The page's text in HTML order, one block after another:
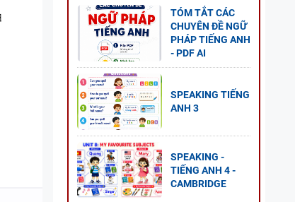
TÓM TẮT CÁC
CHUYÊN ĐỀ NGỮ
PHÁP TIẾNG ANH
- PDF AI
SPEAKING TIẾNG
ANH 3
SPEAKING -
TIẾNG ANH 4 -
CAMBRIDGE